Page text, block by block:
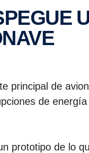
principal de
de
prototipo de lo